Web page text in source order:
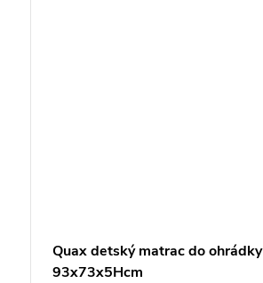
Quax detský matrac do ohrádky
93x73x5Hcm